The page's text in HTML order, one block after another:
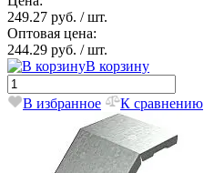
249.27 руб. / шт.
Оптовая цена:
244.29 руб. / шт.
В корзину
В избранное К сравнению